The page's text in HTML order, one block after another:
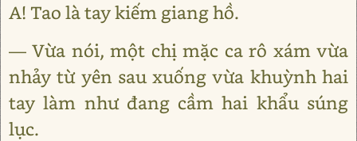
A! Tao là tay kiếm giang hồ.
— Vừa nói, một chị mặc ca rô xám vừa
nhảy từ yên sau xuống vừa khuỳnh hai
tay làm như đang cầm hai khẩu súng
lục.